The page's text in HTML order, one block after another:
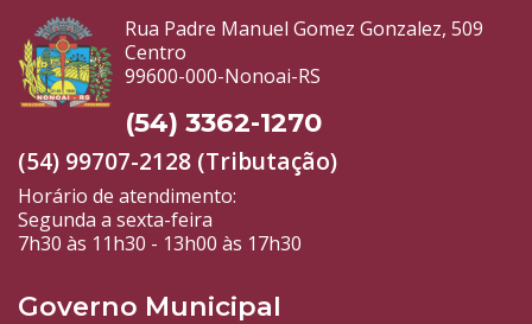
Rua Padre Manuel Gomez Gonzalez, 509
Centro
99600-000-Nonoai-RS
(54) 3362-1270
(54) 99707-2128 (Tributação)
Horário de atendimento:
Segunda a sexta-feira
7h30 às 11h30 - 13h00 às 17h30
Governo Municipal